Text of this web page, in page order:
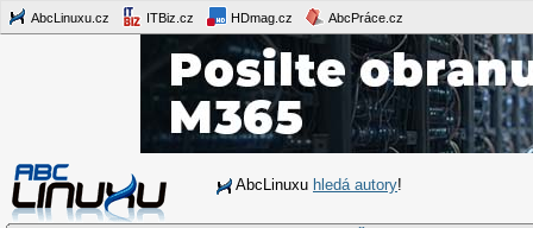
AbcLinuxu.cz ITBiz.cz HDmag.cz AbcPráce.cz
AbcLinuxu hledá autory!